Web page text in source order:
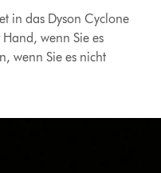
in das Dyson Cyclone
wenn Sie es
wenn Sie es nicht